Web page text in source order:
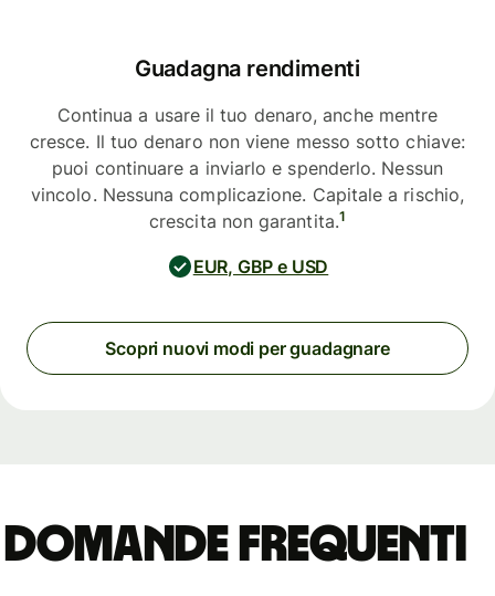
Guadagna rendimenti
Continua a usare il tuo denaro, anche mentre
cresce. Il tuo denaro non viene messo sotto chiave:
puoi continuare a inviarlo e spenderlo. Nessun
vincolo. Nessuna complicazione. Capitale a rischio,
crescita non garantita.1
EUR, GBP e USD
Scopri nuovi modi per guadagnare
Domande frequenti